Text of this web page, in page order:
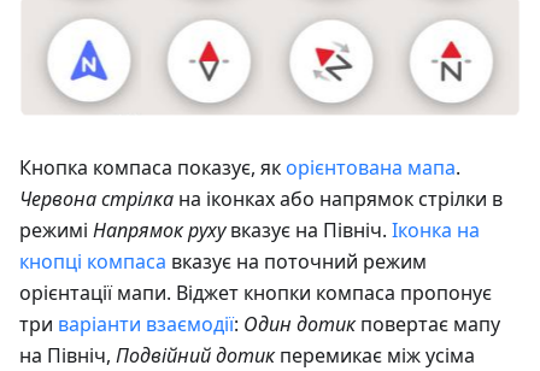
Кнопка компаса показує, як орієнтована мапа.
Червона стрілка на іконках або напрямок стрілки в
режимі Напрямок рухувказує на Північ. Іконка на
кнопці компаса вказує на поточний режим
орієнтації мапи. Віджет кнопки компаса пропонує
три варіанти взаємодії: Один дотикповертає мапу
на Північ, Подвійний дотикперемикає між усіма